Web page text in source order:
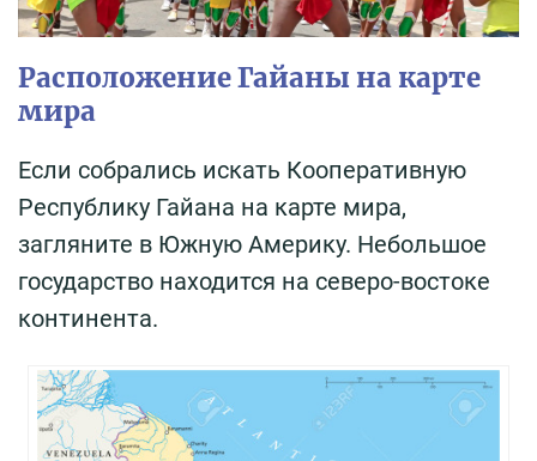
Расположение Гайаны на карте
мира
Если собрались искать Кооперативную
Республику Гайана на карте мира,
загляните в Южную Америку. Небольшое
государство находится на северо-востоке
континента.